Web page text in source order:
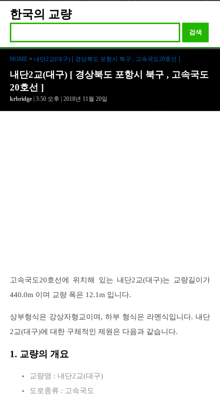
한국의 교량
검색
HOME > 내단2교(대구) [ 경상북도 포항시 북구 , 고속국도20호선 ]
내단2교(대구) [ 경상북도 포항시 북구 , 고속국도
20호선 ]
krbridge | 3:50 오후 | 2018년 11월 20일
고속국도20호선에 위치해 있는 내단2교(대구)는 교량길이가
440.0m 이며 교량 폭은 12.1m 입니다.
상부형식은 강상자형교이며, 하부 형식은 라멘식입니다. 내단
2교(대구)에 대한 구체적인 제원은 다음과 같습니다.
1. 교량의 개요
교량명 : 내단2교(대구)
도로종류 : 고속국도